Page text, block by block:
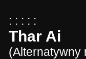
: : : : :
Thar Ai
(Alternatywny